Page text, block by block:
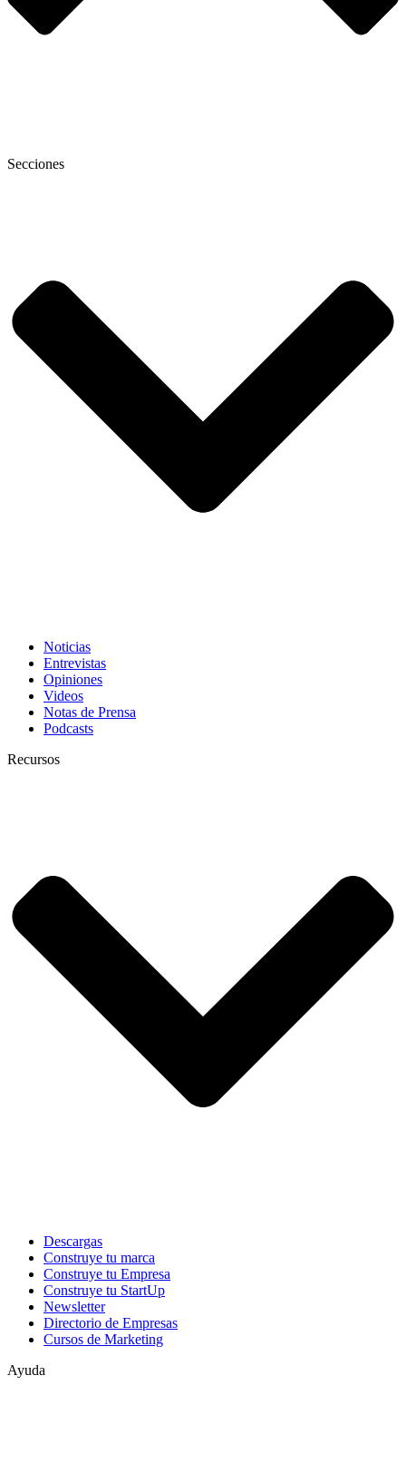
Secciones
Noticias
Entrevistas
Opiniones
Videos
Notas de Prensa
Podcasts
Recursos
Descargas
Construye tu marca
Construye tu Empresa
Construye tu StartUp
Newsletter
Directorio de Empresas
Cursos de Marketing
Ayuda